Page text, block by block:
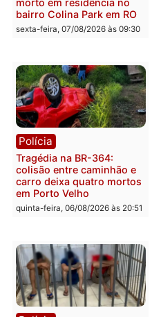
Casal é preso pela PRF
com mais de 72 quilos de
mercúrio escondidos em
estepe em Porto Velho
sexta-feira, 07/08/2026 às 09:38
Homem é encontrado
morto em residência no
bairro Colina Park em RO
sexta-feira, 07/08/2026 às 09:30